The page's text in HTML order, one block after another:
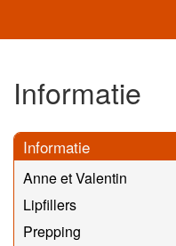
Informatie
Informatie
Anne et Valentin
Lipfillers
Prepping